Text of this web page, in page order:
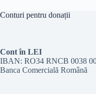
Conturi pentru donații
Cont în LEI
IBAN: RO34 RNCB 0038
Banca Comercială Română